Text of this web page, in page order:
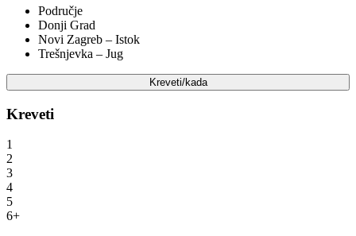
Područje
Donji Grad
Novi Zagreb – Istok
Trešnjevka – Jug
Kreveti/kada
Kreveti
1
2
3
4
5
6+